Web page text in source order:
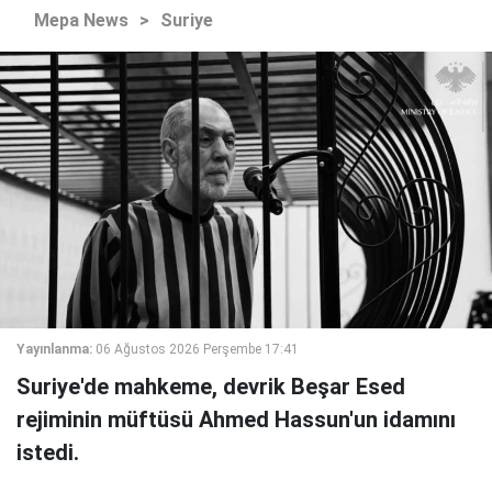
Mepa News > Suriye
Yayınlanma: 06 Ağustos 2026 Perşembe 17:41
Suriye'de mahkeme, devrik Beşar Esed
rejiminin müftüsü Ahmed Hassun'un idamını
istedi.